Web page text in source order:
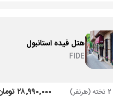
هتل فیده استانبول
FIDE
۲۸٬۹۹۰٬۰۰۰ تومان